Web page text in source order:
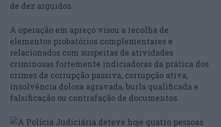
de dez arguidos.
A operação em apreço visou a recolha de
elementos probatórios complementares e
relacionados com suspeitas de atividades
criminosas fortemente indiciadoras da prática dos
crimes de corrupção passiva, corrupção ativa,
insolvência dolosa agravada, burla qualificada e
falsificação ou contrafação de documentos.